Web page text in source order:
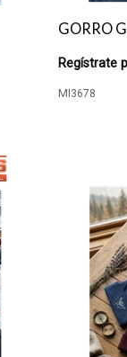
GORRO
Regístrate
MI3678